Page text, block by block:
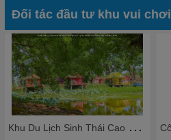
Đối tác đầu tư khu vui chơi
K
hu Du Lịch Sinh Thái Cao Minh - Thiên Đường Nghỉ Dưỡng Giữa Lòng Đồng Nai